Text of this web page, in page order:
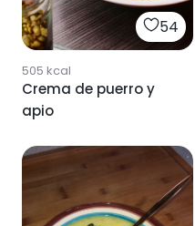
54
505 kcal
Crema de puerro y
apio